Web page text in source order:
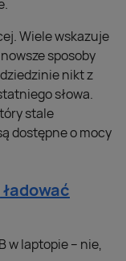
Wiele wskazuje
sposoby
nikt z
słowa.
stale
dostępne o mocy
w laptopie – nie,